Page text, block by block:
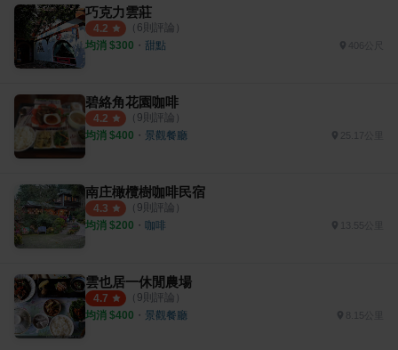
巧克力雲莊
4.2 （ 6則評論）
均消 $300 ・ 甜點 406公尺
碧絡角花園咖啡
4.2 （ 9則評論）
均消 $400 ・ 景觀餐廳 25.17公里
南庄橄欖樹咖啡民宿
4.3 （ 9則評論）
均消 $200 ・ 咖啡 13.55公里
雲也居一休閒農場
4.7 （ 9則評論）
均消 $400 ・ 景觀餐廳 8.15公里